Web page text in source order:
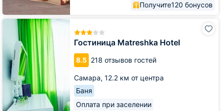
Получите120 бонусов
Гостиница Matreshka Hotel
8.5 218 отзывов гостей
Самара, 12.2 км от центра
Баня
Оплата при заселении
Гостиница
Matreshka
Hotel